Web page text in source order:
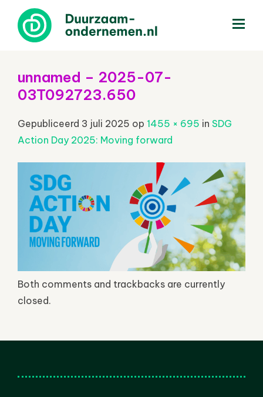
unnamed – 2025-07-
03T092723.650
Gepubliceerd 3 juli 2025 op 1455 × 695 in SDG
Action Day 2025: Moving forward
Both comments and trackbacks are currently
closed.